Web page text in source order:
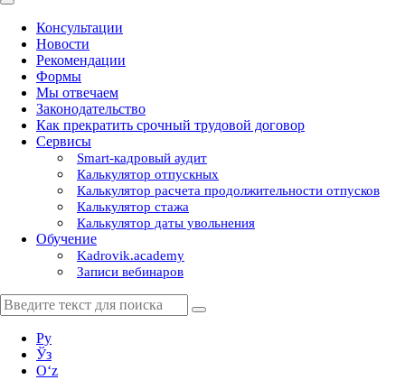
Консультации
Новости
Рекомендации
Формы
Мы отвечаем
Законодательство
Как прекратить срочный трудовой договор
Сервисы
Smart-кадровый аудит
Калькулятор отпускных
Калькулятор расчета продолжительности отпусков
Калькулятор стажа
Калькулятор даты увольнения
Обучение
Kadrovik.academy
Записи вебинаров
Ру
Ўз
Oʻz